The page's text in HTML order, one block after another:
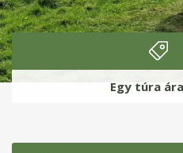
Egy túra